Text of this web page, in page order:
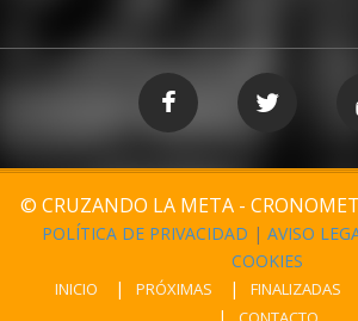
© CRUZANDO LA META -
POLÍTICA DE PRIVACIDAD | AVISO
COOKIES
INICIO PRÓXIMAS FINALIZADAS